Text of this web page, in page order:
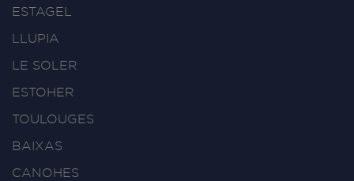
ESTAGEL
LLUPIA
LE SOLER
ESTOHER
TOULOUGES
BAIXAS
CANOHES